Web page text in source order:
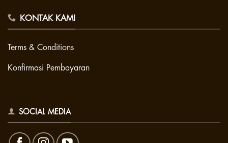
KONTAK KAMI
Terms & Conditions
Konfirmasi Pembayaran
SOCIAL MEDIA